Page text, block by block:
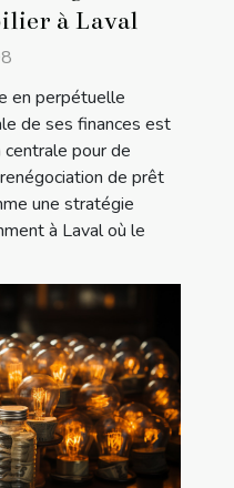
à Laval
en perpétuelle
de ses finances est
pour de
de prêt
une stratégie
à Laval où le